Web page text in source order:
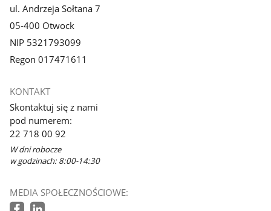
ul. Andrzeja Sołtana 7
05-400 Otwock
NIP 5321793099
Regon 017471611
KONTAKT
Skontaktuj się z nami
pod numerem:
22 718 00 92
W dni robocze
w godzinach: 8:00-14:30
MEDIA SPOŁECZNOŚCIOWE: